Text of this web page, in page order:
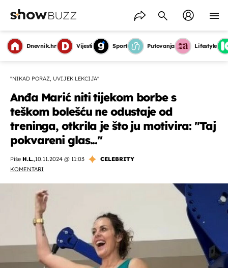
Dnevnik.hr Vijesti Sport Putovanja Lifestyle
''NIKAD PORAZ, UVIJEK LEKCIJA''
Anđa Marić niti tijekom borbe s
teškom bolešću ne odustaje od
treninga, otkrila je što ju motivira: ''Taj
pokvareni glas...''
Piše H.L.,10.11.2024 @ 11:03
CELEBRITY
KOMENTARI